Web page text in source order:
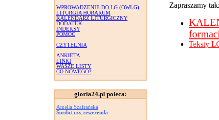
WPROWADZENIE DO LG (OWLG)
LITURGIA HORARUM
KALENDARZ LITURGICZNY
DODATEK
INDEKSY
POMOC
CZYTELNIA
ANKIETA
LINKI
WASZE LISTY
CO NOWEGO?
gloria24.pl poleca:
Amelia Szafrańska
Surdut czy rewerenda
Zapraszamy
Teksty